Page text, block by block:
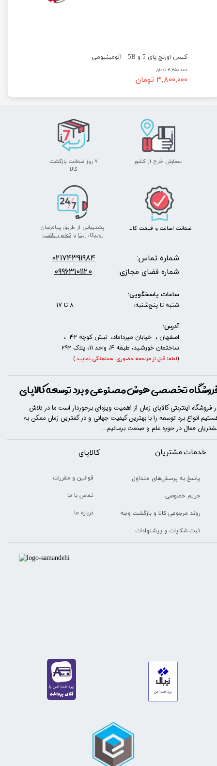
کیس اورنج پای 5 و 5B - آلومینیومی
۴,۳۵۰,۰۰۰ تومان
۳,۸۰۰,۰۰۰ تومان
پشتیبانی از طریق پیامرسان
روبیکا،ایتا وتماس تلفنی
سفارش خارج از کشور
۷ روز ضمانت بازگشت
​​​​​​​کالا
ضمانت اصالت و قیمت​​​​​​​ کالا ​​​​​​​
خدمات مشتریان
پاسخ به پرسش‌های متداول
حریم خصوصی
روند مرجوعی کالا و بازگشت وجه
ثبت شکایات و پیشنهادات
​​کالاپای
قوانین و مقررات
تماس با ما
درباره ما
تخصصی هوش مصنوعی و برد توسعه کالاپای
فروشگاه اینترنتی کالاپای زمان از اهمیت ویژه‌ای برخوردار است ما در تلاش
انواع برد توسعه را با​​​ بهترین کیفیت جهانی و در کمترین زمان ممکن به
فعال در حوزه علم و صنعت برسانیم...
شماره تماس: 02174391984
شماره فضای مجازی: 09963101120
ساعات پاسخگویی:
شنبه تا پنج‌شنبه: 8 تا 17
آدرس:
اصفهان ، خیابان میرداماد، نبش کوچه 42 ،
ساختمان خورشید، طبقه 4، واحد 11، پلاک 292
(لطفا قبل از مراجعه حضوری، هماهنگی نمایید.
)